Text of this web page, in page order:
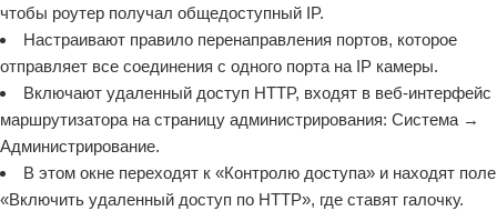
чтобы роутер получал общедоступный IP.
Настраивают правило перенаправления портов, которое
отправляет все соединения с одного порта на IP камеры.
Включают удаленный доступ HTTP, входят в веб-интерфейс
маршрутизатора на страницу администрирования: Система →
Администрирование.
В этом окне переходят к «Контролю доступа» и находят поле
«Включить удаленный доступ по HTTP», где ставят галочку.